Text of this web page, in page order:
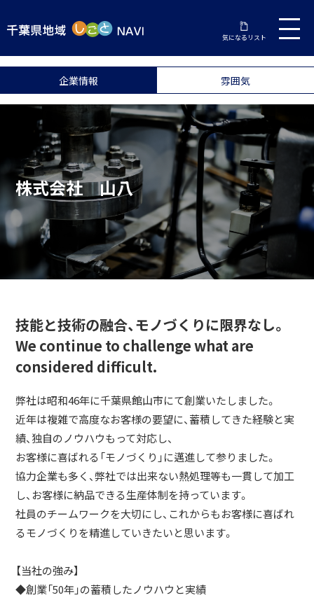
気になるリスト
企業情報 雰囲気
株式会社 山八
技能と技術の融合、モノづくりに限界なし。
We continue to challenge what are
considered difficult.
弊社は昭和46年に千葉県館山市にて創業いたしました。
近年は複雑で高度なお客様の要望に、蓄積してきた経験と実
績、独自のノウハウもって対応し、
お客様に喜ばれる「モノづくり」に邁進して参りました。
協力企業も多く、弊社では出来ない熱処理等も一貫して加工
し、お客様に納品できる生産体制を持っています。
社員のチームワークを大切にし、これからもお客様に喜ばれ
るモノづくりを精進していきたいと思います。
【当社の強み】
◆創業「50年」の蓄積したノウハウと実績